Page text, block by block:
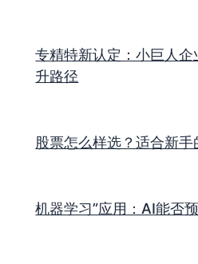
专精特新认定：小巨人
升路径
股票怎么样选？适合新
机器学习”应用：AI能否